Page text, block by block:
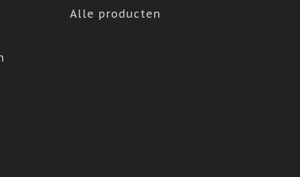
Alle producten